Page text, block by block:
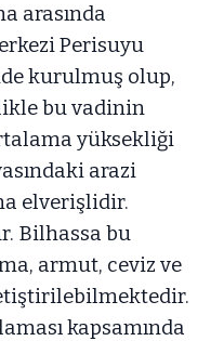
arasında
Perisuyu
kurulmuş olup,
bu vadinin
yüksekliği
arazi
elverişlidir.
Bilhassa bu
armut, ceviz ve
kapsamında